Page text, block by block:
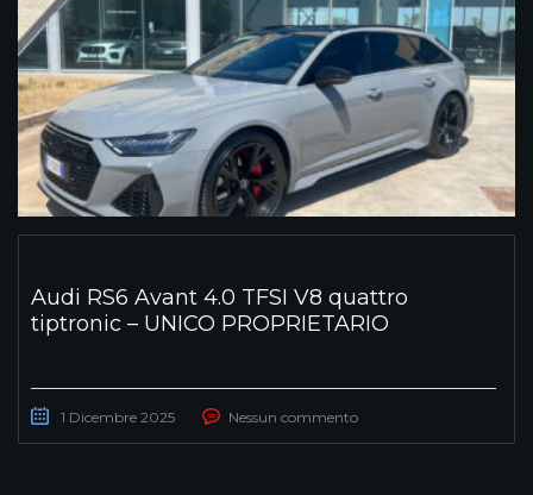
Audi RS6 Avant 4.0 TFSI V8 quattro
tiptronic – UNICO PROPRIETARIO
1 Dicembre 2025 Nessun commento